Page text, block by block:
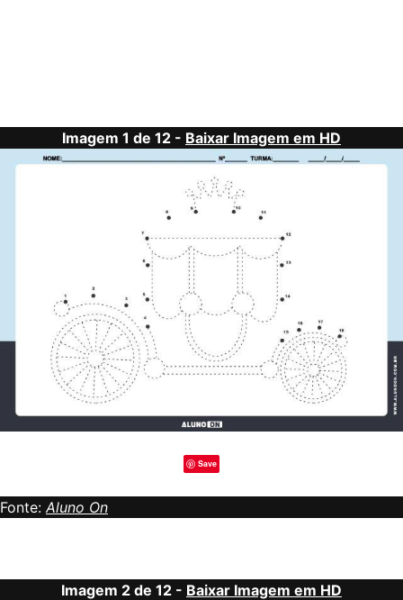
Imagem 1 de 12 - Baixar Imagem em HD
Save
Fonte: Aluno On
Imagem 2 de 12 - Baixar Imagem em HD